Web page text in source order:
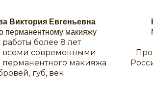
Виктория Евгеньевна
перманентному макияжу
работы более 8 лет
всеми современными
перманентного макияжа
губ, век